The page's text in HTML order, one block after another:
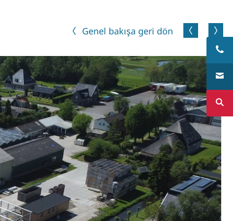
Genel bakışa geri dön